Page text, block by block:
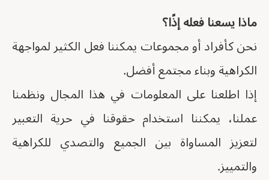
ماذا يسعنا فعله إذًا؟
نحن كأفراد أو مجموعات يمكننا فعل الكثير لمواجهة
الكراهية وبناء مجتمع أفضل.
إذا اطلعنا على المعلومات في هذا المجال ونظمنا
عملنا، يمكننا استخدام حقوقنا في حرية التعبير
لتعزيز المساواة بين الجميع والتصدي للكراهية
والتمييز.